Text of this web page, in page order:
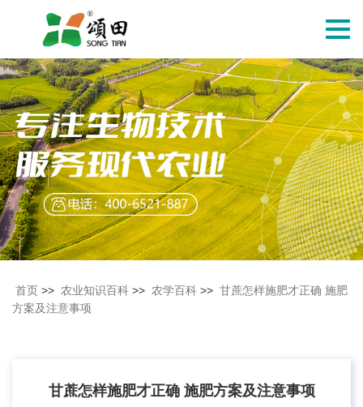
切
导
航
首页 >> 农业知识百科 >> 农学百科 >> 甘蔗怎样施肥才正确 施肥
方案及注意事项
甘蔗怎样施肥才正确 施肥方案及注意事项